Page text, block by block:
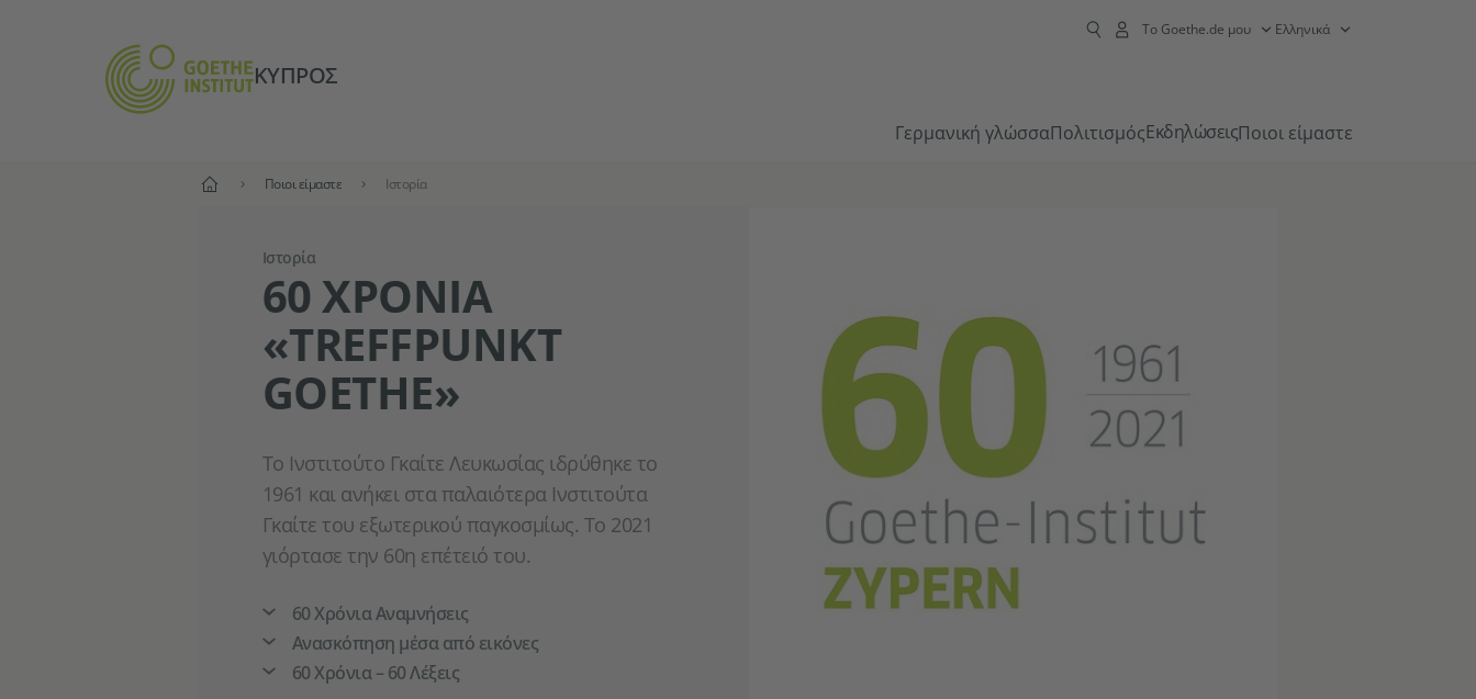
ΚΎΠΡΟΣ
Το Goethe.de μου Ελληνικά
Γερμανική γλώσσαΠολιτισμόςΕκδηλώσειςΠοιοι είμαστε
Αρχική Ποιοι είμαστε Ιστορία
Ιστορία
60 XΡΌΝΙΑ
«TREFFPUNKT
GOETHE»
Το Ινστιτούτο Γκαίτε Λευκωσίας ιδρύθηκε το
1961 και ανήκει στα παλαιότερα Ινστιτούτα
Γκαίτε του εξωτερικού παγκοσμίως. To 2021
γιόρτασε την 60η επέτειό του.
60 Χρόνια Αναμνήσεις
Ανασκόπηση μέσα από εικόνες
60 Χρόνια – 60 Λέξεις